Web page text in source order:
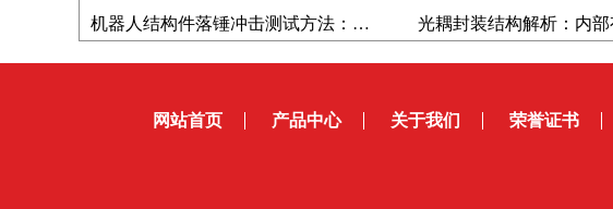
机器人结构件落锤冲击测试方法：锻造零件抗冲击性能如何评价？
网站首页 产品中心 关于我们 荣誉证书